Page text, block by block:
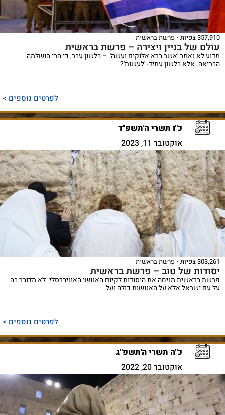
357,910 צפיות פרשת בראשית
עולם של בניין ויצירה – פרשת בראשית
מדוע לא נאמר 'אשר ברא אלוקים ועשה' – בלשון עבר, כי הרי הושלמה
הבריאה. אלא בלשון עתיד- 'לעשות'?
לפרטים נוספים >
כ"ו תשרי ה'תשפ"ד
אוקטובר 11, 2023
303,261 צפיות פרשת בראשית
יסודות של טוב – פרשת בראשית
פרשת בראשית מניחה את היסודות לקיום האנושי האוניברסלי. לא מדובר בה
על עם ישראל אלא על האנושות כולה ועל
לפרטים נוספים >
כ"ה תשרי ה'תשפ"ג
אוקטובר 20, 2022